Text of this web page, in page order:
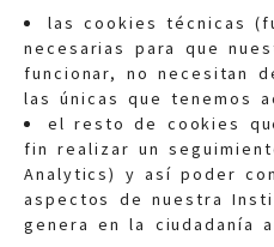
las cookies técnicas
necesarias para que
funcionar, no necesitan
las únicas que tenemos
el resto de cookies
fin realizar un
Analytics) y así poder
aspectos de nuestra
genera en la ciudadanía
Quejas:
Teléfonos:900